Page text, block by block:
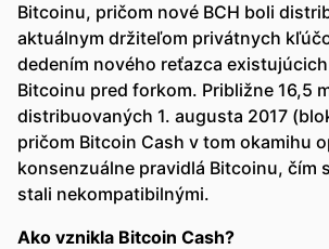
Bitcoinu, pričom nové BCH boli
aktuálnym držiteľom privátnych
dedením nového reťazca
Bitcoinu pred forkom. Približne 16,5
distribuovaných 1. augusta 2017
pričom Bitcoin Cash v tom okamihu
konsenzuálne pravidlá Bitcoinu, čím
stali nekompatibilnými.
Ako vznikla Bitcoin Cash?